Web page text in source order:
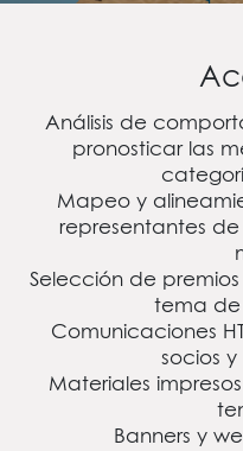
Análisis de
pronosticar las
Mapeo y
representantes
Selección de
tema
Comunicaciones
socios
Materiales
Banners y